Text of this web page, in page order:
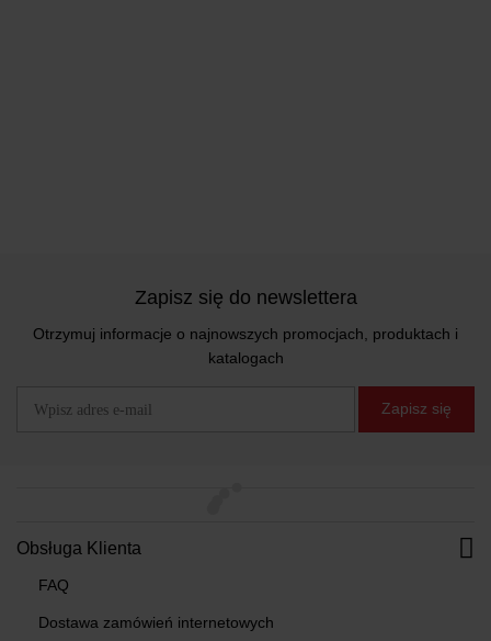
Zapisz się do newslettera
Otrzymuj informacje o najnowszych promocjach, produktach i
katalogach
Zapisz się
Obsługa Klienta
FAQ
Dostawa zamówień internetowych